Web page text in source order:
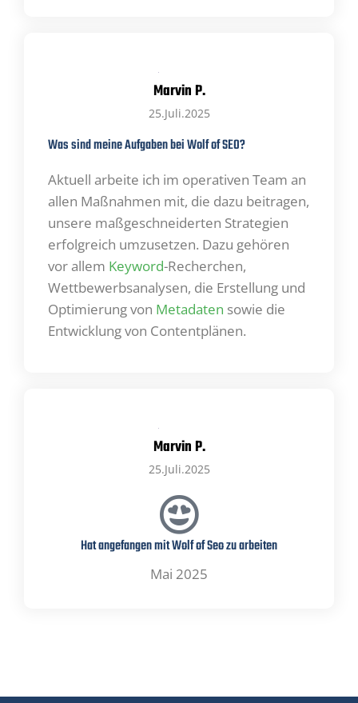
Außerdem gefällt es mir, mich in die
Kundensicht hineinzuversetzen und
optimale Lösung zu finden und das beste
Ergebnis für den Kunden zu erreichen.
Ich erledige meine Aufgaben sehr
gewissenhaft und sorgfältig und arbeite dabei
besonders gerne im Team.
Marvin P.
25.Juli.2025
Was sind meine Aufgaben bei Wolf of SEO?
Aktuell arbeite ich im operativen Team an
allen Maßnahmen mit, die dazu beitragen,
unsere maßgeschneiderten Strategien
erfolgreich umzusetzen. Dazu gehören
vor allem Keyword-Recherchen,
Wettbewerbsanalysen, die Erstellung und
Optimierung von Metadaten sowie die
Entwicklung von Contentplänen.
Marvin P.
25.Juli.2025
Hat angefangen mit Wolf of Seo zu arbeiten
Mai 2025